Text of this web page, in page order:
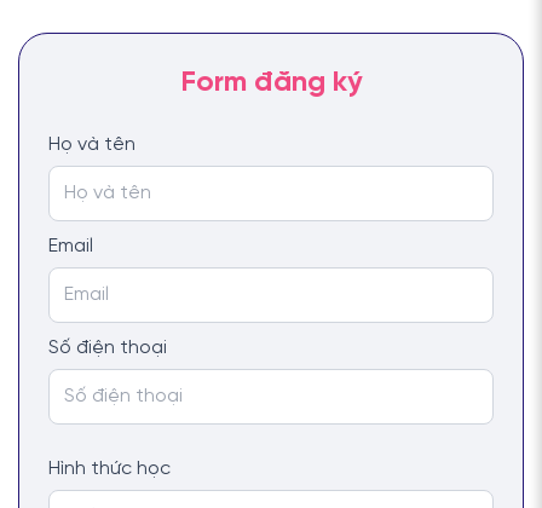
Họ và tên
Email
Số điện thoại
Hình thức học